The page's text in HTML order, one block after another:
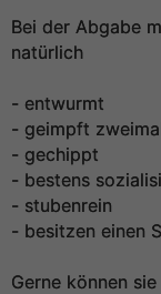
Bei der Abgabe
natürlich
- entwurmt
- geimpft
- gechippt
- bestens
- stubenrein
- besitzen einen
Gerne können